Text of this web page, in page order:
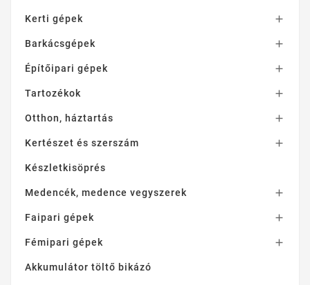
Kerti gépek 
Barkácsgépek 
Építőipari gépek 
Tartozékok 
Otthon, háztartás 
Kertészet és szerszám 
Készletkisöprés
Medencék, medence vegyszerek 
Faipari gépek 
Fémipari gépek 
Akkumulátor töltő bikázó